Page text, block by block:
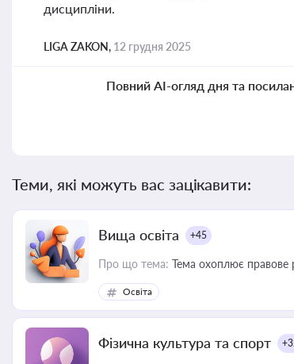
дисципліни.
LIGA ZAKON, 12 грудня 2025
Повний AI-огляд дня та
Теми, які можуть вас зацікавити:
Вища освіта +45
Про що тема: Тема охоплює правове
Освіта
Фізична культура та спорт